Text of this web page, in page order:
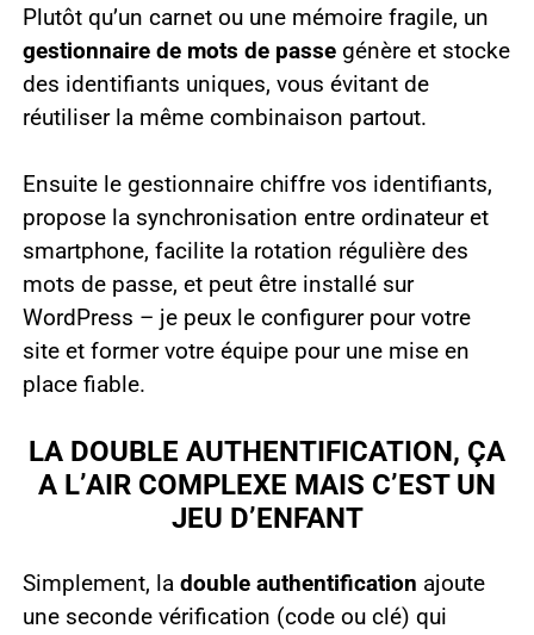
Plutôt qu’un carnet ou une mémoire fragile, un
gestionnaire de mots de passegénère et stocke
des identifiants uniques, vous évitant de
réutiliser la même combinaison partout.
Ensuite le gestionnaire chiffre vos identifiants,
propose la synchronisation entre ordinateur et
smartphone, facilite la rotation régulière des
mots de passe, et peut être installé sur
WordPress – je peux le configurer pour votre
site et former votre équipe pour une mise en
place fiable.
LA DOUBLE AUTHENTIFICATION, ÇA
A L’AIR COMPLEXE MAIS C’EST UN
JEU D’ENFANT
Simplement, la double authentification ajoute
une seconde vérification (code ou clé) qui